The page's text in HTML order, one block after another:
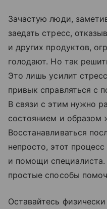
Зачастую люди,
заедать стресс,
и других продуктов,
голодают. Но так
Это лишь усилит
привык справляться с
В связи с этим нужно
состоянием и образом
Восстанавливаться
непросто, этот
и помощи
простые способы
Оставайтесь